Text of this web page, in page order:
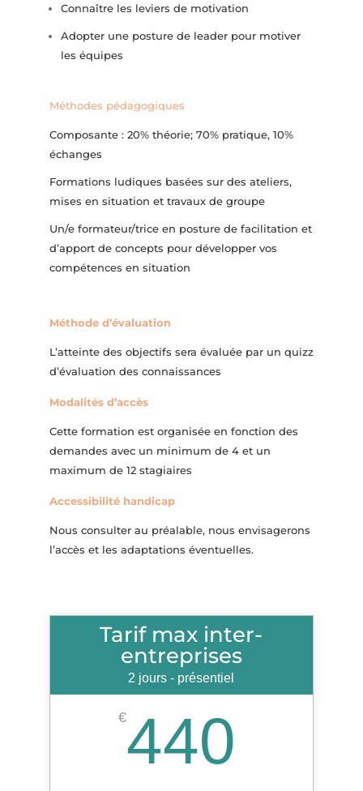
Connaître les leviers de motivation
Adopter une posture de leader pour motiver
les équipes
Méthodes pédagogiques
Composante : 20% théorie; 70% pratique, 10%
échanges
Formations ludiques basées sur des ateliers,
mises en situation et travaux de groupe
Un/e formateur/trice en posture de facilitation et
d’apport de concepts pour développer vos
compétences en situation
Méthode d’évaluation
L’atteinte des objectifs sera évaluée par un quizz
d’évaluation des connaissances
Modalités d’accès
Cette formation est organisée en fonction des
demandes avec un minimum de 4 et un
maximum de 12 stagiaires
Accessibilité handicap
Nous consulter au préalable, nous envisagerons
l’accès et les adaptations éventuelles.
Tarif max inter-
entreprises
2 jours - présentiel
€440